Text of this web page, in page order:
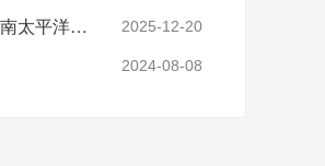
实力铸就信任，匠心连接未来——全景透视河南太平洋电缆厂 2025-12-20
2024-08-08